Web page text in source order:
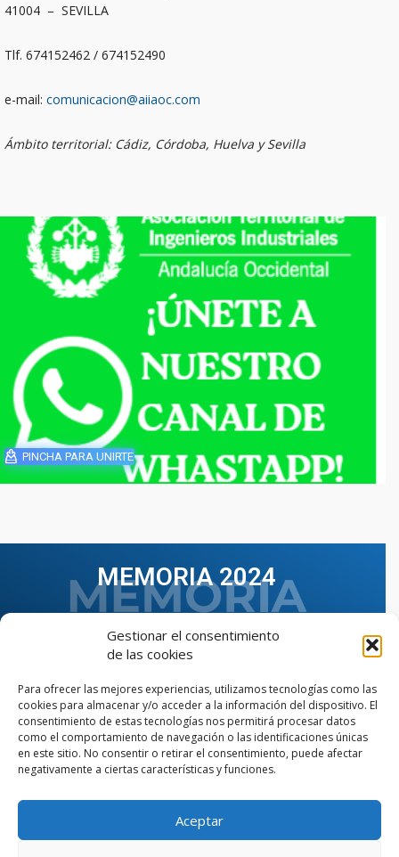
Gestionar el consentimiento
de las cookies
Para ofrecer las mejores experiencias, utilizamos tecnologías como las
cookies para almacenar y/o acceder a la información del dispositivo. El
consentimiento de estas tecnologías nos permitirá procesar datos
como el comportamiento de navegación o las identificaciones únicas
en este sitio. No consentir o retirar el consentimiento, puede afectar
negativamente a ciertas características y funciones.
Aceptar
41004 – SEVILLA
Tlf. 674152462 / 674152490
e-mail: comunicacion@aiiaoc.com
Ámbito territorial: Cádiz, Córdoba, Huelva y Sevilla
PINCHA PARA UNIRTE
MEMORIA 2024
VER TODAS LAS MEMORIAS